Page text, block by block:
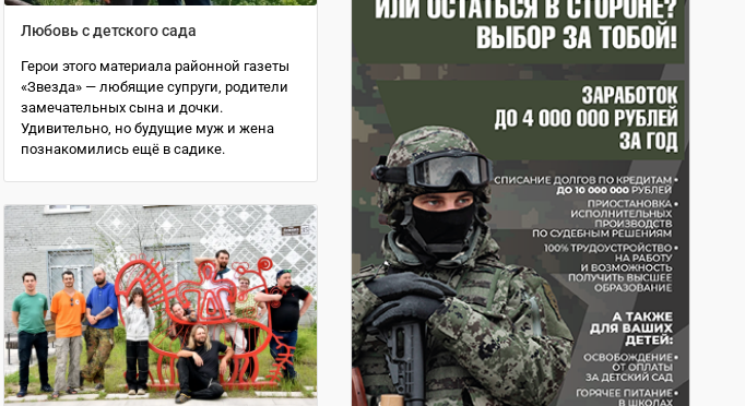
Любовь с детского сада
Герои этого материала районной газеты
«Звезда» — любящие супруги, родители
замечательных сына и дочки.
Удивительно, но будущие муж и жена
познакомились ещё в садике.